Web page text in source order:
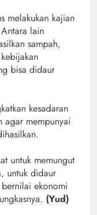
melakukan kajian
lain
sampah,
bisa didaur
kesadaran
agar mempunyai
untuk memungut
untuk didaur
ekonomi
(Yud)